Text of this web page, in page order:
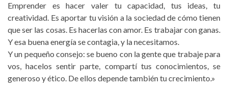
Emprender es hacer valer tu capacidad, tus ideas, tu
creatividad. Es aportar tu visión a la sociedad de cómo tienen
que ser las cosas. Es hacerlas con amor. Es trabajar con ganas.
Y esa buena energía se contagia, y la necesitamos.
Y un pequeño consejo: se bueno con la gente que trabaje para
vos, hacelos sentir parte, compartí tus conocimientos, se
generoso y ético. De ellos depende también tu crecimiento.»